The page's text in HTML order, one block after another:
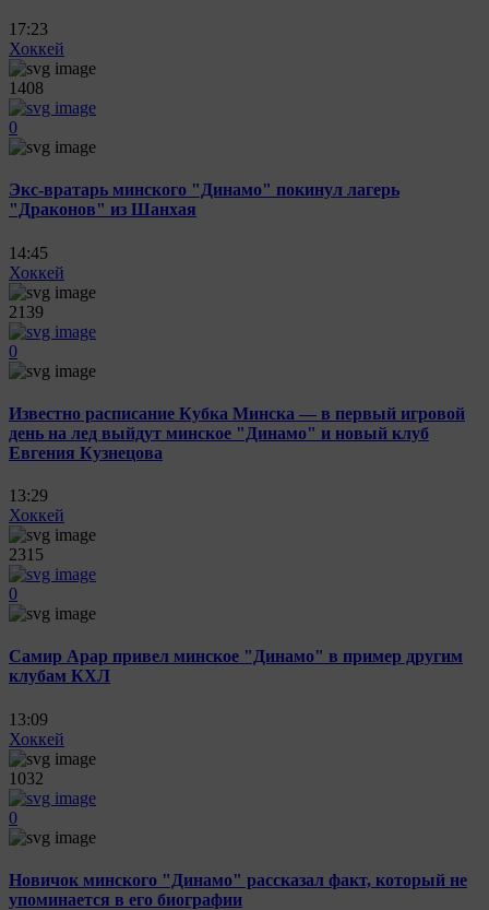
17:23
Хоккей
1408
0
Экс-вратарь минского "Динамо" покинул лагерь
"Драконов" из Шанхая
14:45
Хоккей
2139
0
Известно расписание Кубка Минска — в первый игровой
день на лед выйдут минское "Динамо" и новый клуб
Евгения Кузнецова
13:29
Хоккей
2315
0
Самир Арар привел минское "Динамо" в пример другим
клубам КХЛ
13:09
Хоккей
1032
0
Новичок минского "Динамо" рассказал факт, который не
упоминается в его биографии